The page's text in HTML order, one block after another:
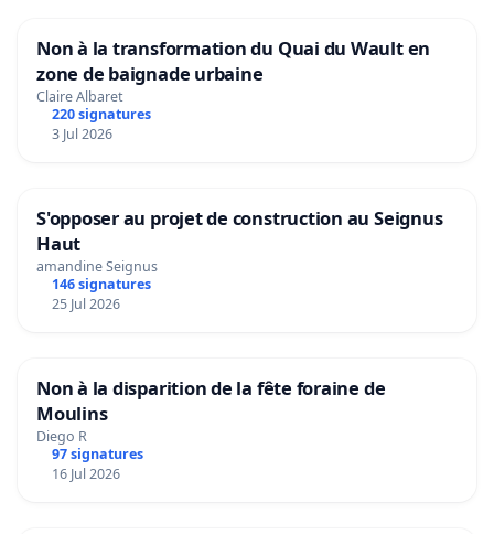
Non à la transformation du Quai du Wault en
zone de baignade urbaine
Claire Albaret
220 signatures
3 Jul 2026
S'opposer au projet de construction au Seignus
Haut
amandine Seignus
146 signatures
25 Jul 2026
Non à la disparition de la fête foraine de
Moulins
Diego R
97 signatures
16 Jul 2026